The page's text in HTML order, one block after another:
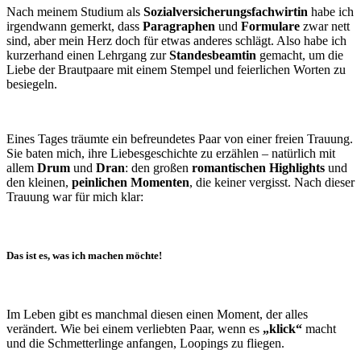
Nach meinem Studium als Sozialversicherungsfachwirtin habe ich
irgendwann gemerkt, dass Paragraphen und Formulare zwar nett
sind, aber mein Herz doch für etwas anderes schlägt. Also habe ich
kurzerhand einen Lehrgang zurStandesbeamtin gemacht, um die
Liebe der Brautpaare mit einem Stempel und feierlichen Worten zu
besiegeln.
Eines Tages träumte ein befreundetes Paar von einer freien Trauung.
Sie baten mich, ihre Liebesgeschichte zu erzählen – natürlich mit
allem Drum und Dran: den großen romantischen Highlights und
den kleinen, peinlichen Momenten, die keiner vergisst. Nach dieser
Trauung war für mich klar:
Das ist es, was ich machen möchte!
Im Leben gibt es manchmal diesen einen Moment, der alles
verändert. Wie bei einem verliebten Paar, wenn es „klick“ macht
und die Schmetterlinge anfangen, Loopings zu fliegen.